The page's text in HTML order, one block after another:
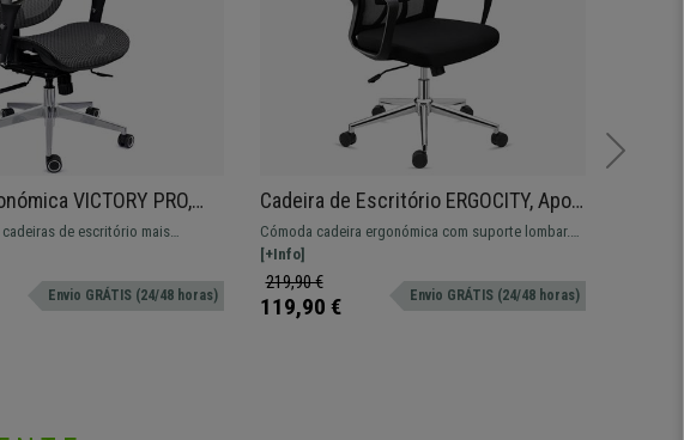
VICTORY PRO,
Ajustes
de 8H, Cinza
cadeiras de escritório mais
braços e assento regulável,
com apoio lombar.
Envio GRÁTIS (24/48 horas)
Cadeira de Escritório ERGOCITY, Apoia
Cabeças, Mecanismo de Balanço,
Comodidade, Em Preto
Cómoda cadeira ergonómica com suporte lombar.
Fabricada com materiais resistentes e de máxima
qualidade.
[+Info]
219,90 €
119,90 € Envio GRÁTIS (24/48 horas)